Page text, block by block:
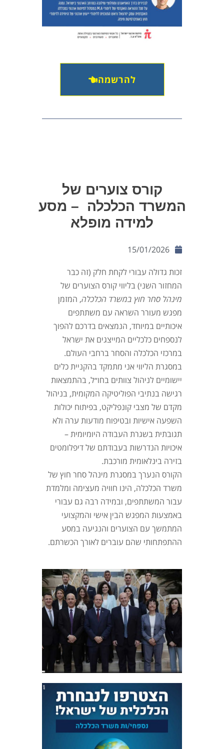
להרשמה
קורס צוערים של
המשרד הכלכלה – מסע
למידה מופלא
15/01/2026
זכות גדולה עבורי לקחת חלק (זה כבר
המחזור השני) בליווי קורס הצוערים של
מינהל סחר חוץ במשרד הכלכלה, המזמן
מפגש מעורר השראה עם משתתפים
איכותיים במיוחד, הנמצאים בדרכם להפוך
לנספחים כלכליים המייצגים את ישראל
במרכזי הכלכלה והסחר ברחבי העולם.
במסגרת הליווי אני מתמקד בהקניית כלים
יישומיים לניהול צוותים בחו״ל, בהתמצאות
רגישה בנתיבי הפוליטיקה המקומית, בניהול
מקדם של מצבי קונפליקט, בפיתוח יכולות
השפעה אישיות ובטיפוח מודעות ערה ולא
תגובתית בשגרת העבודה היומיומית –
איכויות הנדרשות בעבודתם של דיפלומטים
בזירה בינלאומית מורכבת.
הקורס הנערך במסגרת מינהל סחר חוץ של
משרד הכלכלה, הינו חוויה מעצימה ומלמדת
עבור המשתתפים, ובמידה רבה גם עבורי
באמצעות המפגש הבין אישי והמקצועי
המתמשך עם הצוערים והנגיעה במסע
ההתפתחותי שהם עוברים לאורך הכשרתם.